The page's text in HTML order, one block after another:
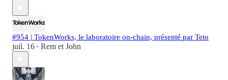
#954 | TokenWorks, le laboratoire on-chain, présenté par Teto
juil. 16 • Rem et John